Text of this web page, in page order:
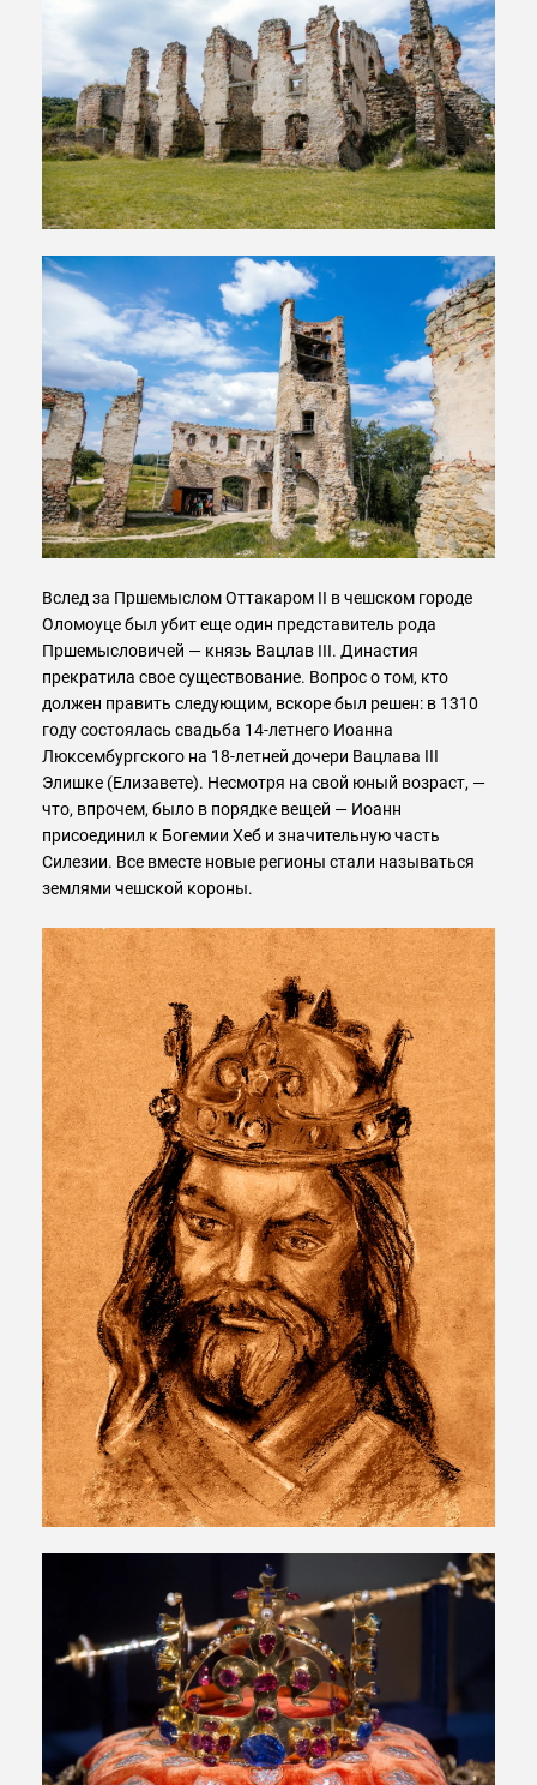
Вслед за Пршемыслом Оттакаром II в чешском городе
Оломоуце был убит еще один представитель рода
Пршемысловичей — князь Вацлав III. Династия
прекратила свое существование. Вопрос о том, кто
должен править следующим, вскоре был решен: в 1310
году состоялась свадьба 14-летнего Иоанна
Люксембургского на 18-летней дочери Вацлава III
Элишке (Елизавете). Несмотря на свой юный возраст, —
что, впрочем, было в порядке вещей — Иоанн
присоединил к Богемии Хеб и значительную часть
Силезии. Все вместе новые регионы стали называться
землями чешской короны.